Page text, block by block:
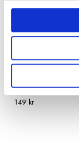
Innerkudde 40x60 cm
149 kr